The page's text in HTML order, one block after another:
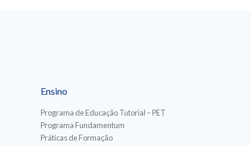
Ensino
Programa de Educação Tutorial – PET
Programa Fundamentum
Práticas de Formação